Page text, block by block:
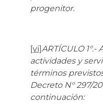
progenitor.
[vi]ARTÍCULO
actividades y
términos
Decreto N° 297/
continuación: